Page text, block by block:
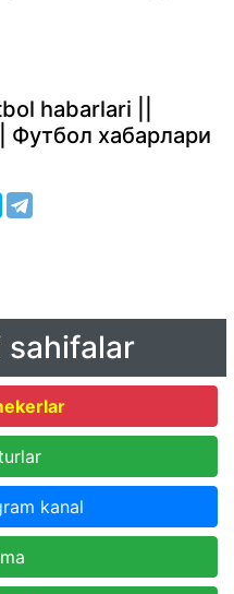
habarlari ||
Футбол хабарлари
sahifalar
kanal